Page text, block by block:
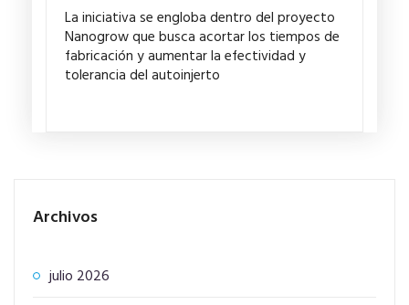
La iniciativa se engloba dentro del proyecto
Nanogrow que busca acortar los tiempos de
fabricación y aumentar la efectividad y
tolerancia del autoinjerto
Archivos
julio 2026